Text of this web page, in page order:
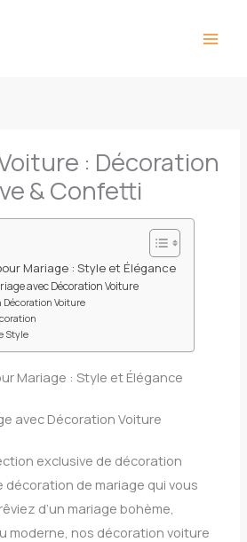
: Décoration
& Confetti
Mariage : Style et Élégance
avec Décoration Voiture
Décoration Voiture
Style
Mariage : Style et Élégance
avec Décoration Voiture
exclusive de décoration
décoration de mariage qui vous
d’un mariage bohème,
moderne, nos décoration voiture